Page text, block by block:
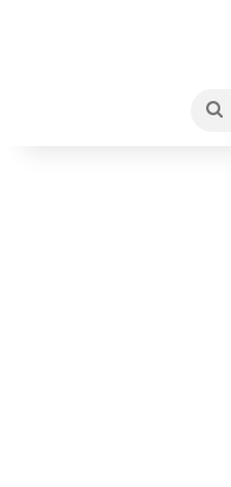
بحث